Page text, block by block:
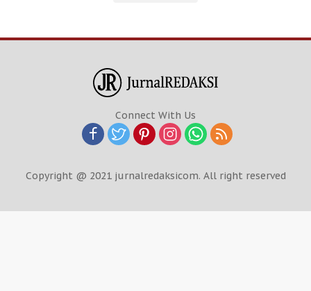
Connect With Us
Copyright @ 2021 jurnalredaksicom. All right reserved